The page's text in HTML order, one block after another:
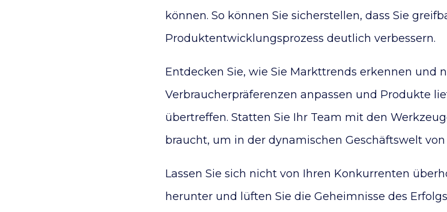
können. So können Sie sicherstellen, dass Sie
Produktentwicklungsprozess deutlich verbessern.
Entdecken Sie, wie Sie Markttrends erkennen und
Verbraucherpräferenzen anpassen und Produkte
übertreffen. Statten Sie Ihr Team mit den
braucht, um in der dynamischen Geschäftswelt
Lassen Sie sich nicht von Ihren Konkurrenten
herunter und lüften Sie die Geheimnisse des